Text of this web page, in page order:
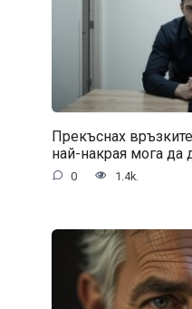
Прекъснах
най-накрая мога
0 1.4k.